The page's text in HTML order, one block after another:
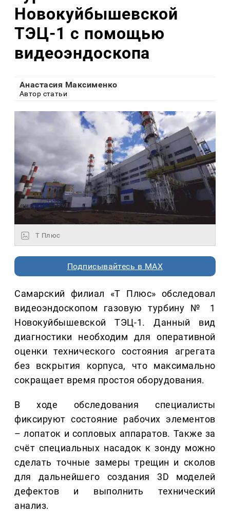
Новокуйбышевской
ТЭЦ-1 с помощью
видеоэндоскопа
Анастасия Максименко
Автор статьи
Т Плюс
Подписывайтесь в MAX
Самарский филиал «Т Плюс» обследовал
видеоэндоскопом газовую турбину № 1
Новокуйбышевской ТЭЦ-1. Данный вид
диагностики необходим для оперативной
оценки технического состояния агрегата
без вскрытия корпуса, что максимально
сокращает время простоя оборудования.
В ходе обследования специалисты
фиксируют состояние рабочих элементов
– лопаток и сопловых аппаратов. Также за
счёт специальных насадок к зонду можно
сделать точные замеры трещин и сколов
для дальнейшего создания 3D моделей
дефектов и выполнить технический
анализ.